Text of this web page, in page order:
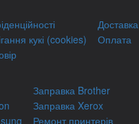
кукі (cookies)
Доставка
Оплата
Заправка Brother
Заправка Xerox
Ремонт принтерів